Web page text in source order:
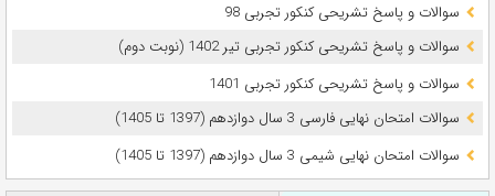
سوالات و پاسخ تشریحی کنکور تجربی 98
سوالات و پاسخ تشریحی کنکور تجربی تیر 1402 (نوبت دوم)
سوالات و پاسخ تشریحی کنکور تجربی 1401
سوالات امتحان نهایی فارسی 3 سال دوازدهم (1397 تا 1405)
سوالات امتحان نهایی شیمی 3 سال دوازدهم (1397 تا 1405)